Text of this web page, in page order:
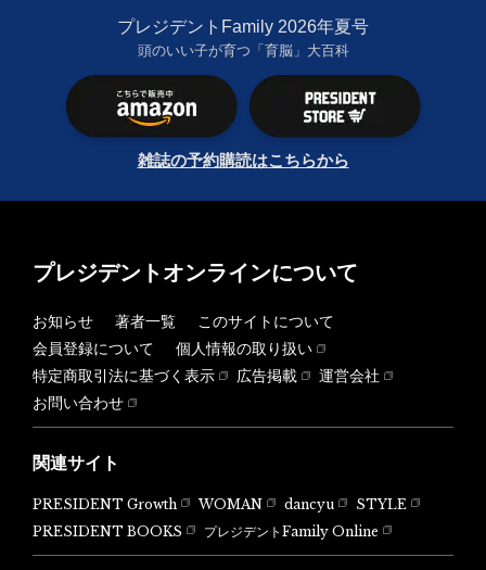
プレジデントFamily 2026年夏号
頭のいい子が育つ「育脳」大百科
雑誌の予約購読はこちらから
プレジデントオンラインについて
お知らせ 著者一覧
このサイトについて
会員登録について
個人情報の取り扱い
特定商取引法に基づく表示
広告掲載
運営会社
お問い合わせ
関連サイト
PRESIDENT Growth WOMAN dancyu
STYLE
PRESIDENT BOOKS
プレジデントFamily Online